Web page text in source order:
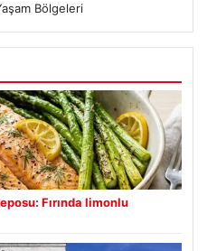
Bölgeleri
Fırında limonlu